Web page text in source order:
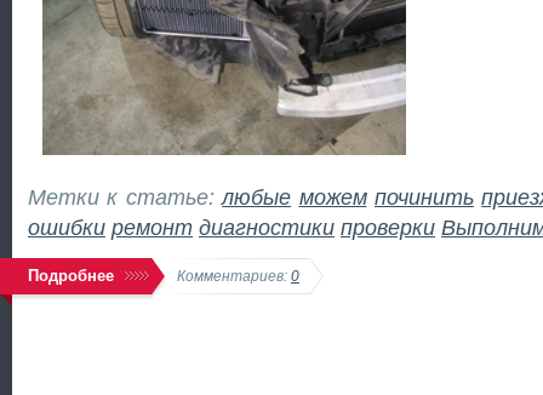
Метки к статье:любые можем починить
ошибки ремонт диагностики проверки
Подробнее Комментариев: 0